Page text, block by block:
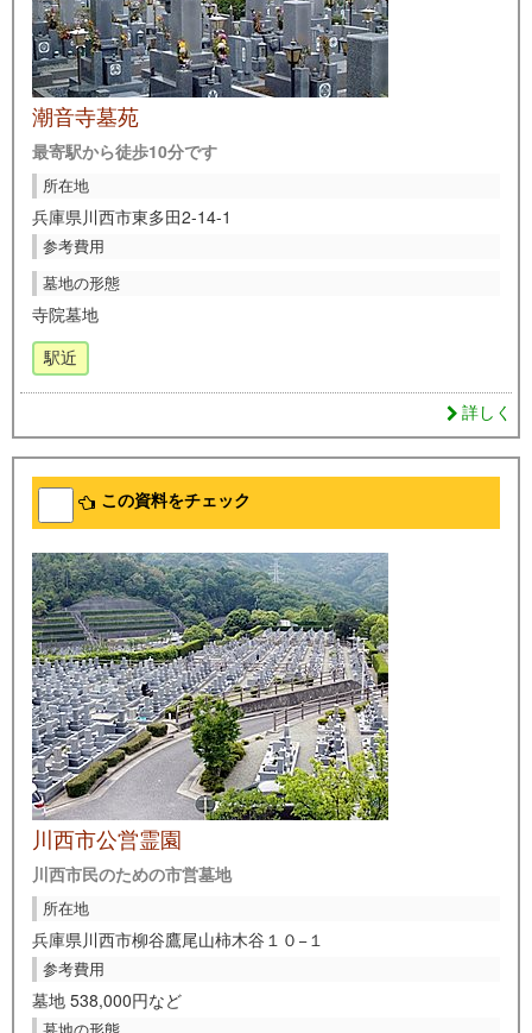
潮音寺墓苑
最寄駅から徒歩10分です
所在地
兵庫県川西市東多田2-14-1
参考費用
墓地の形態
寺院墓地
駅近
詳しく
この資料をチェック
川西市公営霊園
川西市民のための市営墓地
所在地
兵庫県川西市柳谷鷹尾山柿木谷１０−１
参考費用
墓地 538,000円など